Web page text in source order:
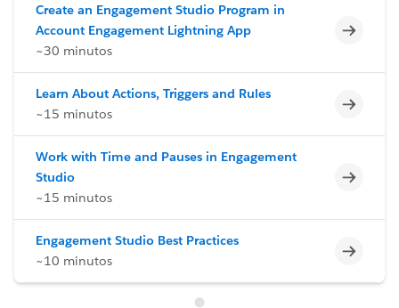
Create an Engagement Studio Program in
Account Engagement Lightning App
~30 minutos
Learn About Actions, Triggers and Rules
~15 minutos
Work with Time and Pauses in Engagement
Studio
~15 minutos
Engagement Studio Best Practices
~10 minutos